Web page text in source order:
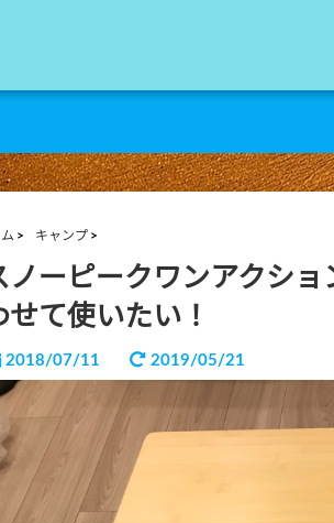
キャンプ
ノーピークワンアクシ
せて使いたい！
2018/07/11 2019/05/21